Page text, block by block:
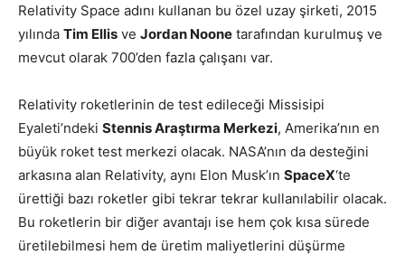
Relativity Space adını kullanan bu özel uzay şirketi, 2015
yılında Tim Ellis ve Jordan Noone tarafından kurulmuş ve
mevcut olarak 700’den fazla çalışanı var.
Relativity roketlerinin de test edileceği Missisipi
Eyaleti’ndeki Stennis Araştırma Merkezi, Amerika’nın en
büyük roket test merkezi olacak. NASA’nın da desteğini
arkasına alan Relativity, aynı Elon Musk’ın SpaceX‘te
ürettiği bazı roketler gibi tekrar tekrar kullanılabilir olacak.
Bu roketlerin bir diğer avantajı ise hem çok kısa sürede
üretilebilmesi hem de üretim maliyetlerini düşürme